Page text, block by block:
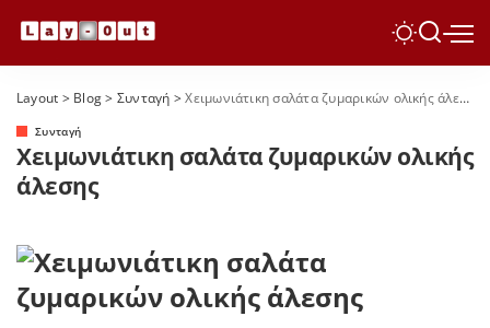
Layout > Blog> Συνταγή >Χειμωνιάτικη σαλάτα ζυμαρικών ολικής άλεσης
Συνταγή
Χειμωνιάτικη σαλάτα ζυμαρικών ολικής
άλεσης